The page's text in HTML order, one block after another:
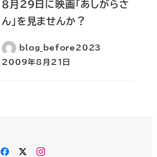
８月２９日に映画「あしがらさ
ん」を見ませんか？
blog_before2023
2009年8月21日
Facebook
Twitter
Instagram